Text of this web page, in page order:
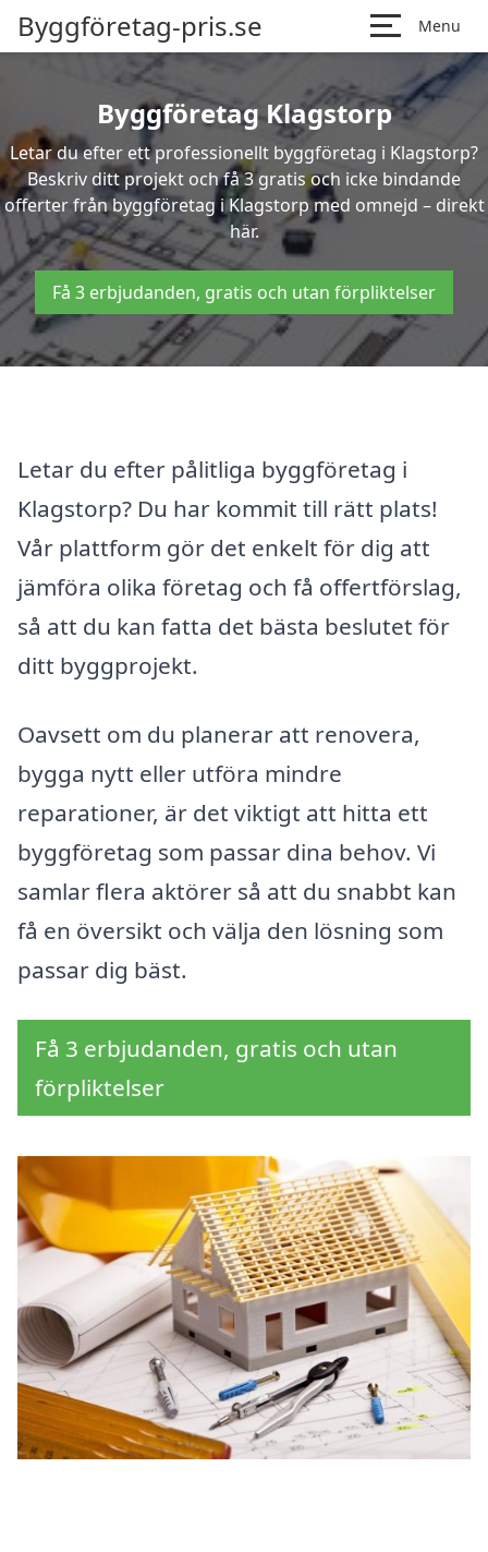
Byggföretag-pris.se Menu
Byggföretag Klagstorp
Letar du efter ett professionellt byggföretag i Klagstorp?
Beskriv ditt projekt och få 3 gratis och icke bindande
offerter från byggföretag i Klagstorp med omnejd – direkt
här.
Få 3 erbjudanden, gratis och utan förpliktelser
Letar du efter pålitliga byggföretag i
Klagstorp? Du har kommit till rätt plats!
Vår plattform gör det enkelt för dig att
jämföra olika företag och få offertförslag,
så att du kan fatta det bästa beslutet för
ditt byggprojekt.
Oavsett om du planerar att renovera,
bygga nytt eller utföra mindre
reparationer, är det viktigt att hitta ett
byggföretag som passar dina behov. Vi
samlar flera aktörer så att du snabbt kan
få en översikt och välja den lösning som
passar dig bäst.
Få 3 erbjudanden, gratis och utan
förpliktelser